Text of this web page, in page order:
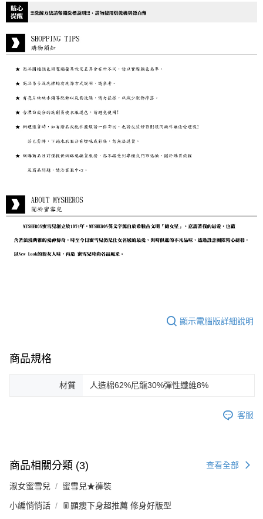
顯示電腦版詳細說明
商品規格
材質 人造棉62%尼龍30%彈性纖維8%
客服
商品相關分類 (3) 查看全部
淑女蜜雪兒 蜜雪兒★褲裝
小編悄悄話 👖顯瘦下身超推薦 修身好版型